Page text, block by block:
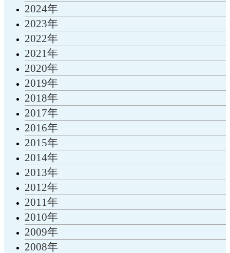
2024年
2023年
2022年
2021年
2020年
2019年
2018年
2017年
2016年
2015年
2014年
2013年
2012年
2011年
2010年
2009年
2008年